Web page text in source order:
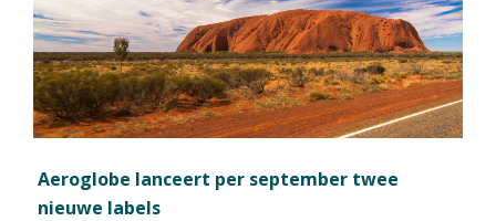
Aeroglobe lanceert per september twee
nieuwe labels